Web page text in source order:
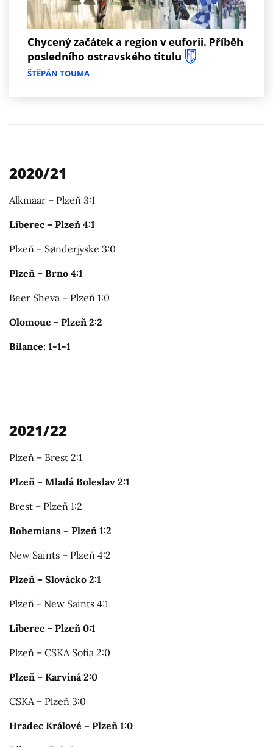
Chycený začátek a region v euforii. Příběh
posledního ostravského titulu
ŠTĚPÁN TOUMA
2020/21
Alkmaar – Plzeň 3:1
Liberec – Plzeň 4:1
Plzeň – Sønderjyske 3:0
Plzeň – Brno 4:1
Beer Sheva – Plzeň 1:0
Olomouc – Plzeň 2:2
Bilance: 1-1-1
2021/22
Plzeň – Brest 2:1
Plzeň – Mladá Boleslav 2:1
Brest – Plzeň 1:2
Bohemians – Plzeň 1:2
New Saints – Plzeň 4:2
Plzeň – Slovácko 2:1
Plzeň - New Saints 4:1
Liberec – Plzeň 0:1
Plzeň – CSKA Sofia 2:0
Plzeň – Karviná 2:0
CSKA – Plzeň 3:0
Hradec Králové – Plzeň 1:0